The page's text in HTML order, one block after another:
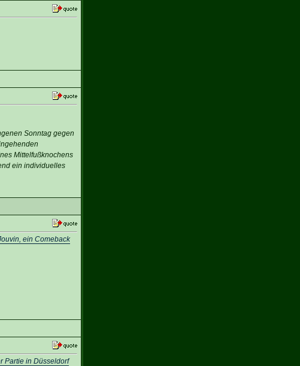
Sonntag gegen
Mittelfußknochens
ein individuelles
ein Comeback
Partie in Düsseldorf